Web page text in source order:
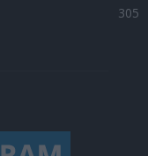
305